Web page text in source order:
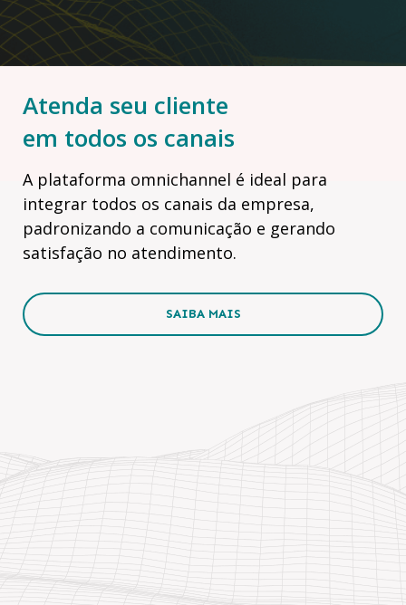
Atenda seu cliente
em todos os canais
A plataforma omnichannel é ideal para
integrar todos os canais da empresa,
padronizando a comunicação e gerando
satisfação no atendimento.
SAIBA MAIS